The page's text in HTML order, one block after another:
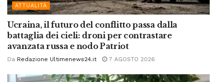
ATTUALITÀ
Ucraina, il futuro del conflitto passa dalla
battaglia dei cieli: droni per contrastare
avanzata russa e nodo Patriot
Da Redazione Ultimenews24.it 7 AGOSTO 2026